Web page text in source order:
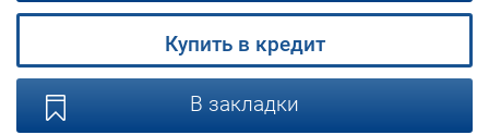
Купить в кредит
В закладки